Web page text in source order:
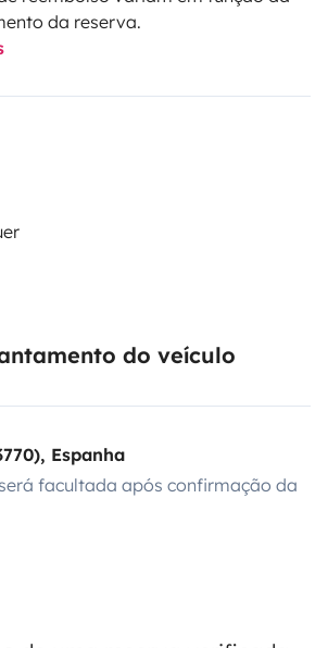
da reserva.
do veículo
Espanha
facultada após confirmação da